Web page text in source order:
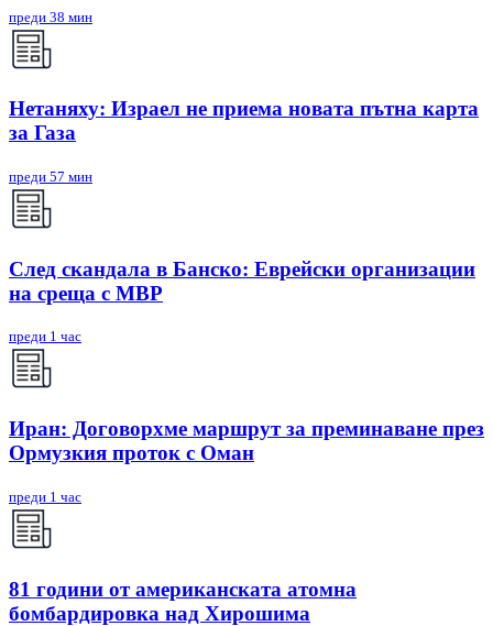
преди 38 мин
Нетаняху: Израел не приема новата пътна карта
за Газа
преди 57 мин
След скандала в Банско: Eврейски организации
на среща с МВР
преди 1 час
Иран: Договорхме маршрут за преминаване през
Ормузкия проток с Оман
преди 1 час
81 години от американската атомна
бомбардировка над Хирошима